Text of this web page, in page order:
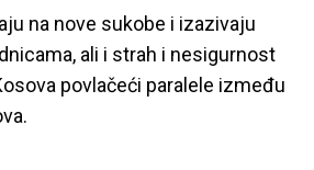
na nove sukobe i izazivaju
ali i strah i nesigurnost
povlačeći paralele između